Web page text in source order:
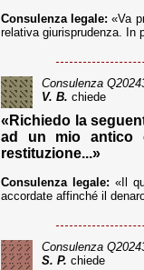
Consulenza legale: «Va
relativa giurisprudenza. In
Consulenza
V. B. chiede
«Richiedo la
ad un mio antico
restituzione...»
Consulenza legale: «Il
accordate affinché il
Consulenza
S. P. chiede